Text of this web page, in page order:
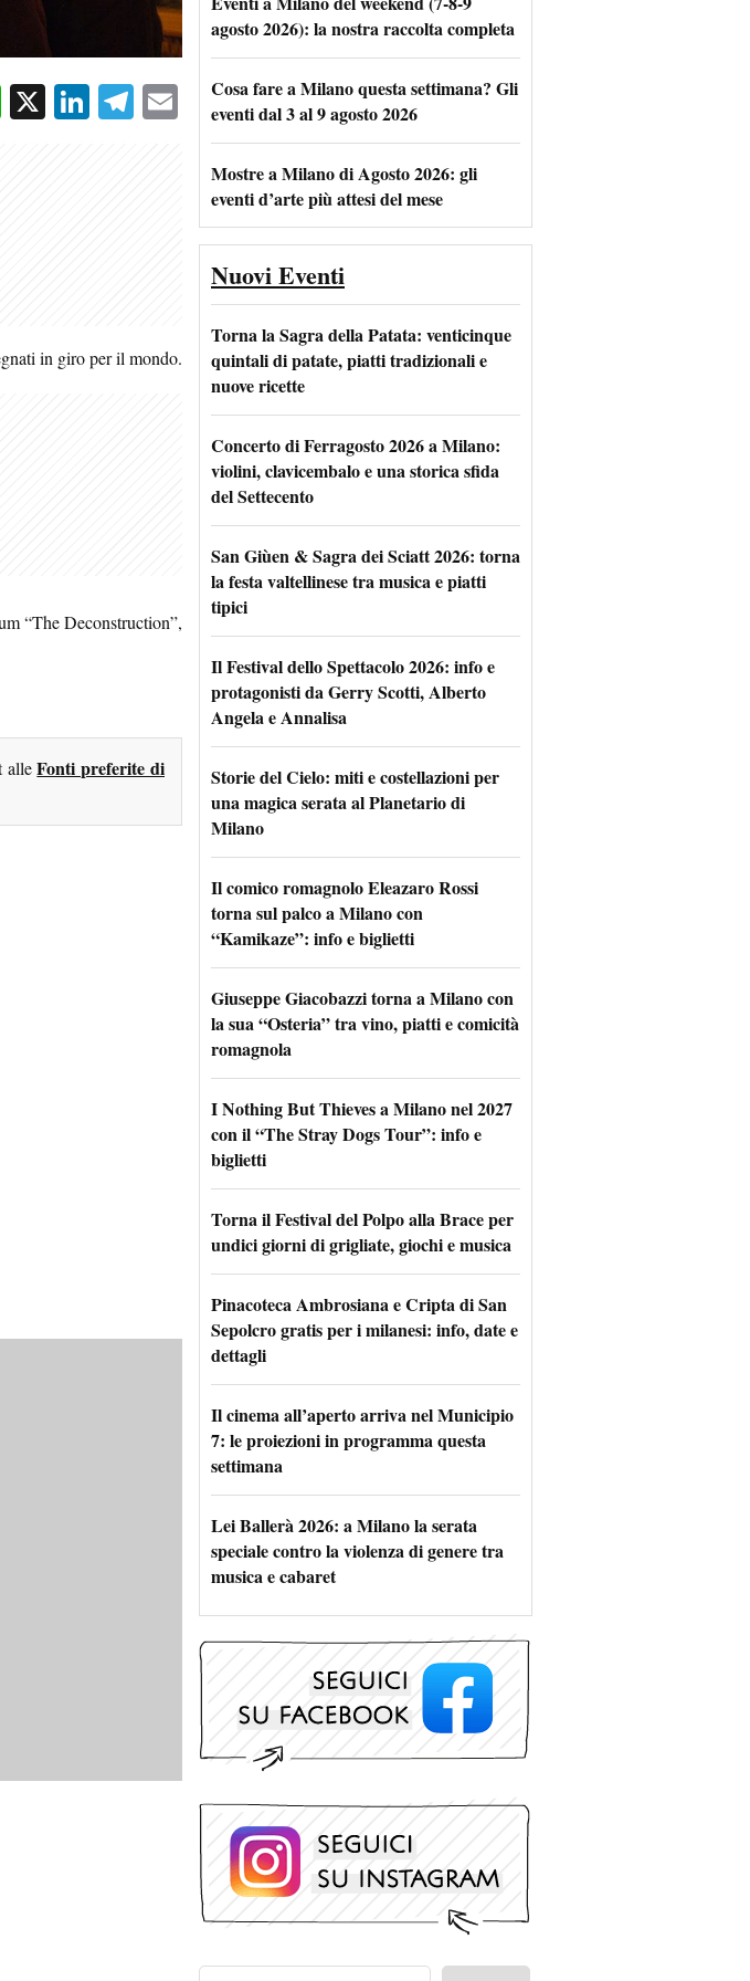
WhatsApp
X LinkedIn
Telegram
Email
in giro per il mondo.
“The Deconstruction”,
alleFonti preferite di
agosto 2026): la nostra raccolta completa
Cosa fare a Milano questa settimana? Gli
eventi dal 3 al 9 agosto 2026
Mostre a Milano di Agosto 2026: gli
eventi d’arte più attesi del mese
Nuovi Eventi
Torna la Sagra della Patata: venticinque
quintali di patate, piatti tradizionali e
nuove ricette
Concerto di Ferragosto 2026 a Milano:
violini, clavicembalo e una storica sfida
del Settecento
San Giùen & Sagra dei Sciatt 2026: torna
la festa valtellinese tra musica e piatti
tipici
Il Festival dello Spettacolo 2026: info e
protagonisti da Gerry Scotti, Alberto
Angela e Annalisa
Storie del Cielo: miti e costellazioni per
una magica serata al Planetario di
Milano
Il comico romagnolo Eleazaro Rossi
torna sul palco a Milano con
“Kamikaze”: info e biglietti
Giuseppe Giacobazzi torna a Milano con
la sua “Osteria” tra vino, piatti e comicità
romagnola
I Nothing But Thieves a Milano nel 2027
con il “The Stray Dogs Tour”: info e
biglietti
Torna il Festival del Polpo alla Brace per
undici giorni di grigliate, giochi e musica
Pinacoteca Ambrosiana e Cripta di San
Sepolcro gratis per i milanesi: info, date e
dettagli
Il cinema all’aperto arriva nel Municipio
7: le proiezioni in programma questa
settimana
Lei Ballerà 2026: a Milano la serata
speciale contro la violenza di genere tra
musica e cabaret